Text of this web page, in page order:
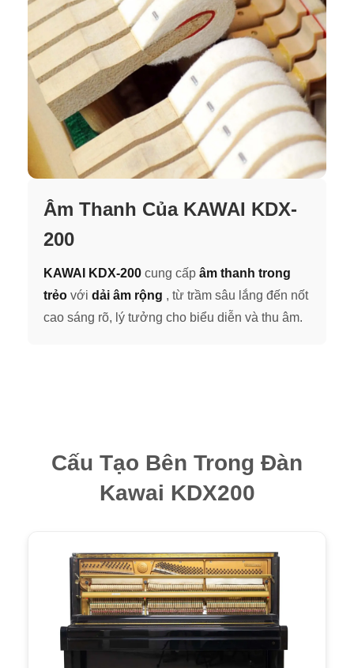
Âm Thanh Của KAWAI KDX-
200
KAWAI KDX-200 cung cấp âm thanh trong
trẻo với dải âm rộng , từ trầm sâu lắng đến nốt
cao sáng rõ, lý tưởng cho biểu diễn và thu âm.
Cấu Tạo Bên Trong Đàn
Kawai KDX200